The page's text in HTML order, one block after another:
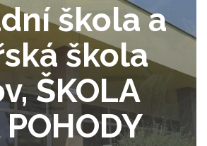
škola a
škola
ŠKOLA